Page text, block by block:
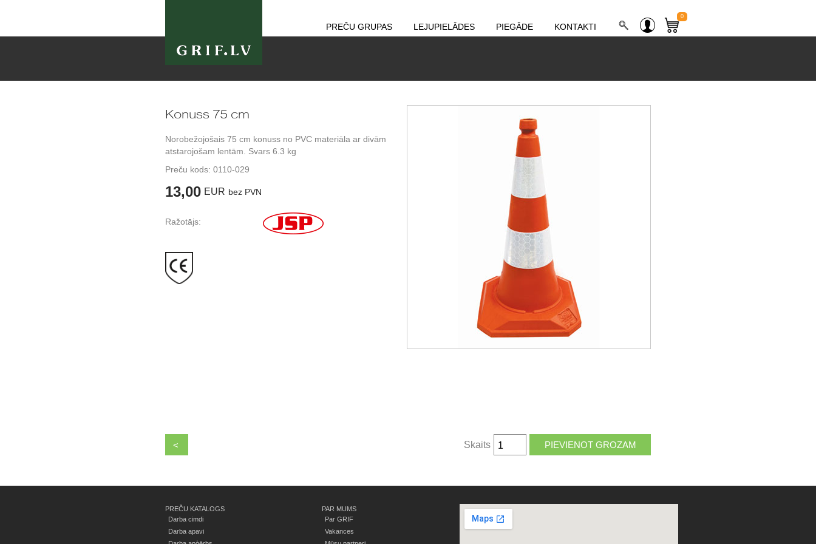
PREČU GRUPAS LEJUPIELĀDES PIEGĀDE KONTAKTI
0
Konuss 75 cm
Norobežojošais 75 cm konuss no PVC materiāla ar divām
atstarojošam lentām. Svars 6.3 kg
Preču kods: 0110-029
13,00 EUR bez PVN
Ražotājs:
< Skaits
PREČU KATALOGS
Darba cimdi
Darba apavi
PAR MUMS
Par GRIF
Vakances